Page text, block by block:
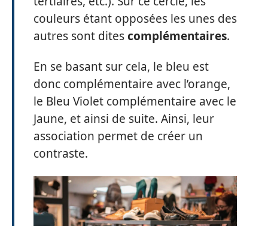
couleurs étant opposées les unes des
autres sont ditescomplémentaires.
En se basant sur cela, le bleu est
donc complémentaire avec l’orange,
le Bleu Violet complémentaire avec le
Jaune, et ainsi de suite. Ainsi, leur
association permet de créer un
contraste.